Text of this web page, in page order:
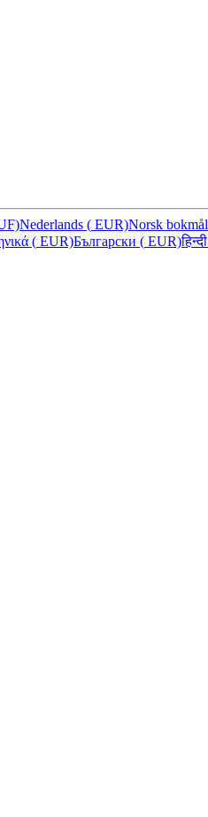
Nederlands ( EUR)Norsk bokmål
( EUR)Български ( EUR)हिन्दी